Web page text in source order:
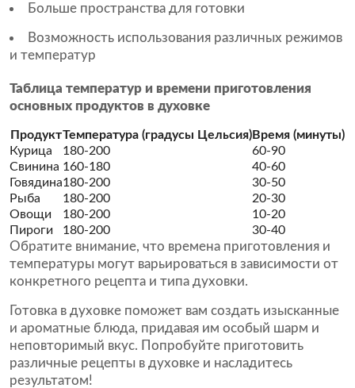
Больше пространства для готовки
Возможность использования различных режимов
и температур
Таблица температур и времени приготовления
основных продуктов в духовке
ПродуктТемпература (градусы Цельсия)Время (минуты)
Курица
180-200
60-90
Свинина 160-180
40-60
Говядина180-200
30-50
Рыба
180-200
20-30
Овощи
180-200
10-20
Пироги
180-200 30-40
Обратите внимание, что времена приготовления и
температуры могут варьироваться в зависимости от
конкретного рецепта и типа духовки.
Готовка в духовке поможет вам создать изысканные
и ароматные блюда, придавая им особый шарм и
неповторимый вкус. Попробуйте приготовить
различные рецепты в духовке и насладитесь
результатом!